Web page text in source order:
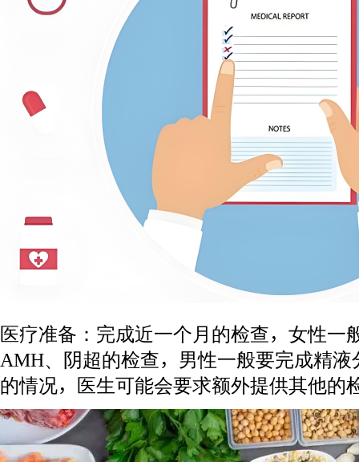
医疗准备：完成近一个月的检查，女性一
AMH、阴超的检查，男性一般要完成精
的情况，医生可能会要求额外提供其他的